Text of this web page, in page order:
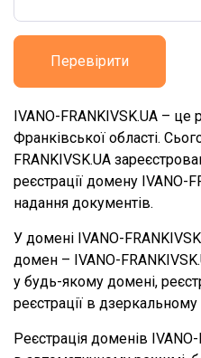
Перевірити
IVANO-FRANKIVSK.UA – це
Франківської області.
FRANKIVSK.UA
реєстрації домену IVANO-
надання документів.
У домені IVANO-
домен – IVANO-
у будь-якому домені,
реєстрації в дзеркальному
Реєстрація доменів